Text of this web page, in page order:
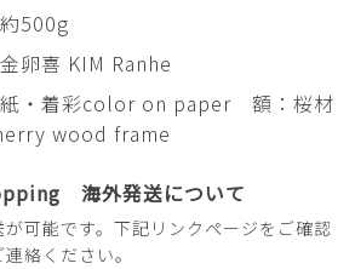
約500g
金卵喜 KIM Ranhe
紙・着彩color on paper 額：桜材
wood frame
海外発送について
可能です。下記リンクページをご確認
絡ください。